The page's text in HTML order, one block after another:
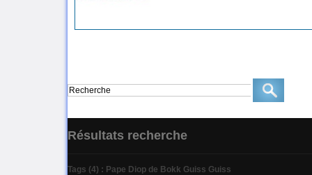
Résultats recherche
Tags (4) : Pape Diop de Bokk Guiss Guiss